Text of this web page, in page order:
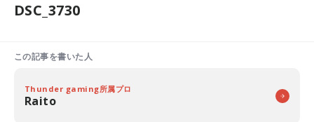
DSC_3730
この記事を書いた人
Thunder gaming所属プロ
Raito